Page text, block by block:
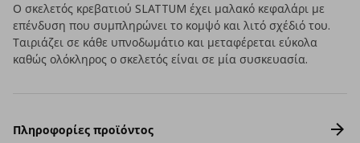
Ο σκελετός κρεβατιού SLATTUM έχει μαλακό κεφαλάρι με
επένδυση που συμπληρώνει το κομψό και λιτό σχέδιό του.
Ταιριάζει σε κάθε υπνοδωμάτιο και μεταφέρεται εύκολα
καθώς ολόκληρος ο σκελετός είναι σε μία συσκευασία.
Πληροφορίες προϊόντος